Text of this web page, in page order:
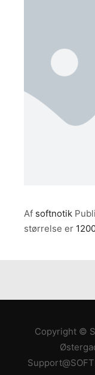
Af softnotik
størrelse er
Copyright ©